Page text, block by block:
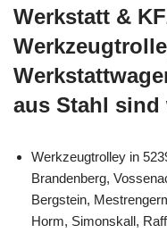
Werkstatt &
aus Stahl sind
Werkzeugtrolley in
Brandenberg,
Bergstein,
Horm, Simonskall,